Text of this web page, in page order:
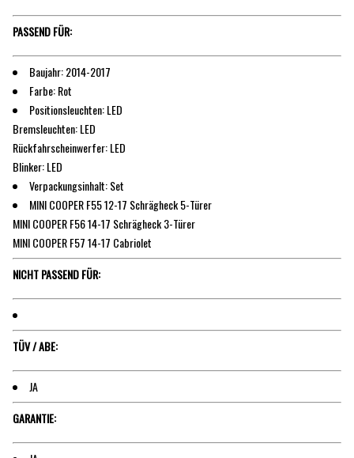
PASSEND FÜR:
Baujahr: 2014-2017
Farbe: Rot
Positionsleuchten: LED
Bremsleuchten: LED
Rückfahrscheinwerfer: LED
Blinker: LED
Verpackungsinhalt: Set
MINI COOPER F55 12-17 Schrägheck 5-Türer
MINI COOPER F56 14-17 Schrägheck 3-Türer
MINI COOPER F57 14-17 Cabriolet
NICHT PASSEND FÜR:
TÜV / ABE:
JA
GARANTIE: